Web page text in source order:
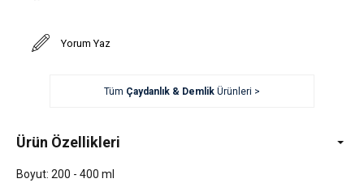
Yorum Yaz
Tüm Çaydanlık & DemlikÜrünleri >
Ürün Özellikleri
Boyut: 200 - 400 ml